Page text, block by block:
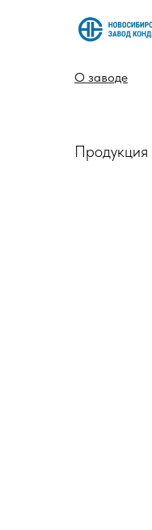
О заводе
Продукция